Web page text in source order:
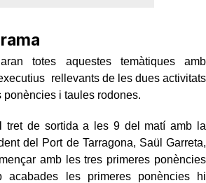
totes aquestes temàtiques amb
rellevants de les dues activitats
ponències i taules rodones.
tret de sortida a les 9 del matí amb la
del Port de Tarragona, Saül Garreta,
amb les tres primeres ponències
acabades les primeres ponències hi